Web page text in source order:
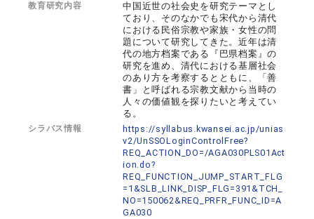
教育研究内容
中国近世の社会史を研究テーマとし
ており、そのなかでも宋代から清代
における民俗宗教や家族・女性の問
題について研究してきた。近年は清
代の地方档案である『巴県档案』の
研究を進め、清代における基層社会
のあり方を考察するとともに、「善
書」と呼ばれる宗教文献から当時の
人々の価値観を探りたいと考えてい
る。
シラバス情報
https://syllabus.kwansei.ac.jp/unias
v2/UnSSOLoginControlFree?
REQ_ACTION_DO=/AGA030PLS01Act
ion.do?
REQ_FUNCTION_JUMP_START_FLG
=1&SLB_LINK_DISP_FLG=391&TCH_
NO=150062&REQ_PRFR_FUNC_ID=A
GA030